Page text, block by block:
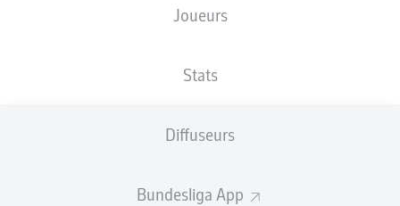
Joueurs
Stats
Diffuseurs
Bundesliga App